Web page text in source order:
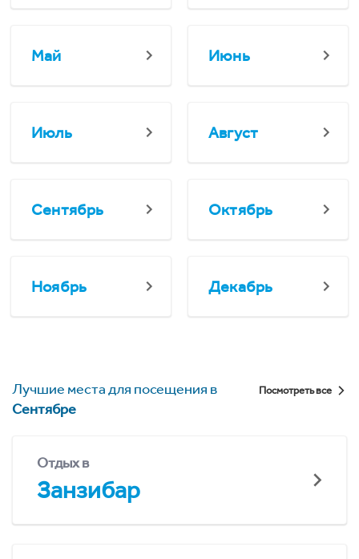
Май Июнь
Июль Август
Сентябрь Октябрь
Ноябрь Декабрь
Лучшие места для посещения в
Сентябре
Посмотреть все
Отдых в
Занзибар